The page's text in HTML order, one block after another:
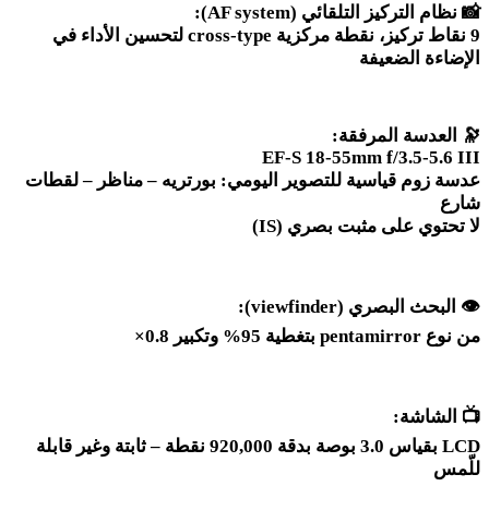
📸 نظام التركيز التلقائي (AF system):
9 نقاط تركيز، نقطة مركزية
لتحسين الأداء في
الإضاءة الضعيفة
🔭 العدسة المرفقة:
EF-S 18-55mm f/3.5-5.6 III
عدسة زوم قياسية للتصوير اليومي: بورتريه – مناظر – لقطات
شارع
لا تحتوي على مثبت بصري (IS)
👁️ البحث البصري (viewfinder):
من نوع
بتغطية 95% وتكبير 0.8 ×
📺 الشاشة:
LCD
بقياس 3.0 بوصة بدقة 920,000 نقطة – ثابتة وغير قابلة
للّمس